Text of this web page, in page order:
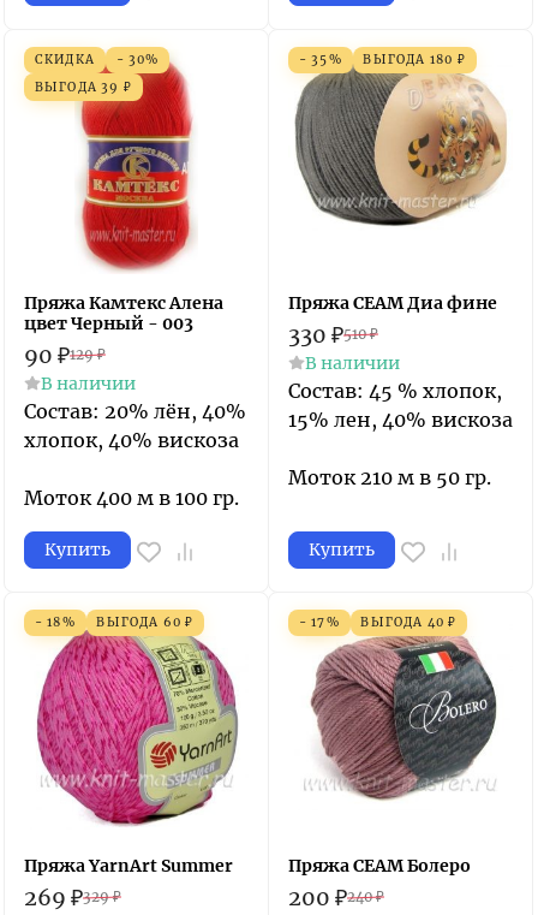
СКИДКА
- 30%
ВЫГОДА39 ₽
Пряжа Камтекс Алена
цвет Черный - 003
90 ₽129 ₽
В наличии
Состав: 20% лён, 40%
хлопок, 40% вискоза
Моток 400 м в 100 гр.
Купить
- 35% ВЫГОДА 180 ₽
Пряжа СЕАМ Диа фине
330 ₽510 ₽
В наличии
Состав: 45 % хлопок,
15% лен, 40% вискоза
Моток 210 м в 50 гр.
Купить
- 18% ВЫГОДА 60 ₽
Пряжа YarnArt Summer
269 ₽329 ₽
- 17% ВЫГОДА 40 ₽
Пряжа СЕАМ Болеро
200 ₽240 ₽